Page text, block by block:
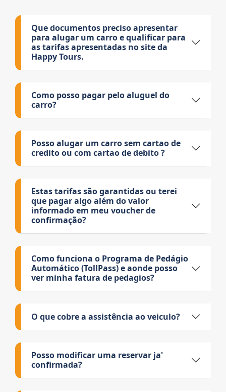
Que documentos preciso apresentar
para alugar um carro e qualificar para
as tarifas apresentadas no site da
Happy Tours.
Como posso pagar pelo aluguel do
carro?
Posso alugar um carro sem cartao de
credito ou com cartao de debito ?
Estas tarifas são garantidas ou terei
que pagar algo além do valor
informado em meu voucher de
confirmação?
Como funciona o Programa de Pedágio
Automático (TollPass) e aonde posso
ver minha fatura de pedagios?
O que cobre a assistência ao veiculo?
Posso modificar uma reservar ja'
confirmada?